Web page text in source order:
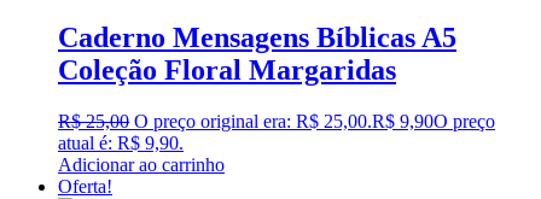
Caderno Mensagens Bíblicas A5
Coleção Floral Margaridas
R$25,00 O preço original era: R$ 25,00.R$ 9,90O preço
atual é: R$ 9,90.
Adicionar ao carrinho
Oferta!